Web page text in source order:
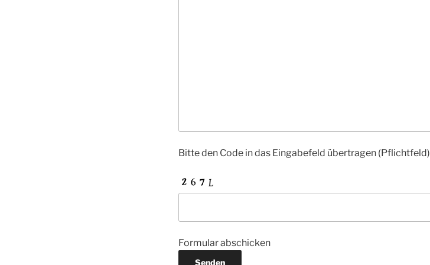
Bitte den Code in das Eingabefeld übertragen (Pflichtfeld)
Formular abschicken